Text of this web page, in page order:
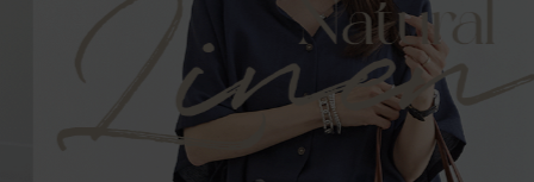
여름 잠옷 장마템 기획전